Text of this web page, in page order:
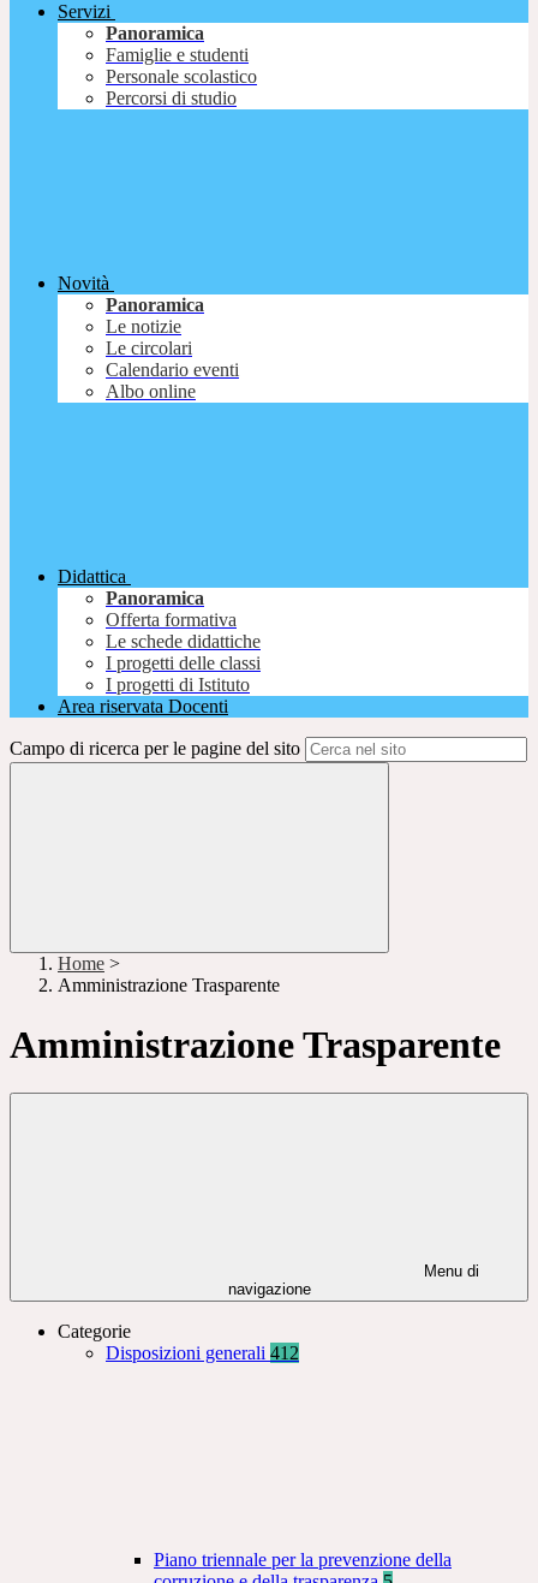
Servizi
Panoramica
Famiglie e studenti
Personale scolastico
Percorsi di studio
Novità
Panoramica
Le notizie
Le circolari
Calendario eventi
Albo online
Didattica
Panoramica
Offerta formativa
Le schede didattiche
I progetti delle classi
I progetti di Istituto
Area riservata Docenti
Campo di ricerca per le pagine del sito
Home >
Amministrazione Trasparente
Amministrazione Trasparente
Menu di
navigazione
Categorie
Disposizioni generali 412
Piano triennale per la prevenzione della